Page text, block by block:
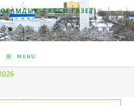
САЯСИ ГАЗЕТ
MENU